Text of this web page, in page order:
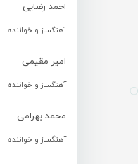
احمد رضایی
آهنگساز و خواننده
امیر مقیمی
آهنگساز و خواننده
محمد بهرامی
آهنگساز و خواننده